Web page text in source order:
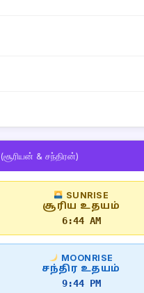
(சூரியன் & சந்திரன்)
SUNRISE
சூரிய உதயம்
6:44 AM
MOONRISE
சந்திர உதயம்
9:44 PM